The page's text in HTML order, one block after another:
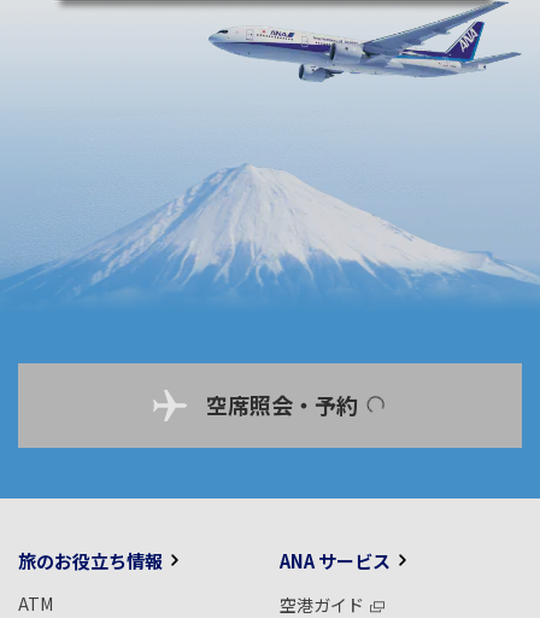
空席照会・予約
旅のお役立ち情報
ATM
ANA サービス
空港ガイド